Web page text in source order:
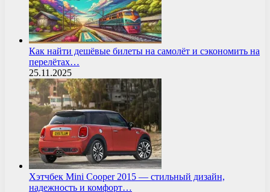
Как найти дешёвые билеты на самолёт и сэкономить на
перелётах…
25.11.2025
Хэтчбек Mini Cooper 2015 — стильный дизайн,
надежность и комфорт…